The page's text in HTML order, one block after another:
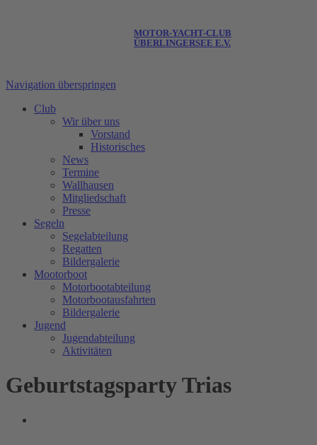
MOTOR-YACHT-CLUB
ÜBERLINGERSEE E.V.
Navigation überspringen
Club
Wir über uns
Vorstand
Historisches
News
Termine
Wallhausen
Mitgliedschaft
Presse
Segeln
Segelabteilung
Regatten
Bildergalerie
Mootorboot
Motorbootabteilung
Motorbootausfahrten
Bildergalerie
Jugend
Jugendabteilung
Aktivitäten
Geburtstagsparty Trias